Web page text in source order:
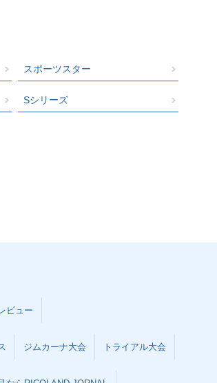
スポーツスター
Sシリーズ
ビュー
ジムカーナ大会 トライアル大会